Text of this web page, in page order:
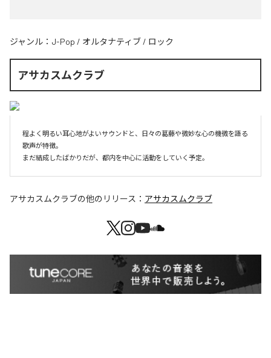
ジャンル： J-Pop / オルタナティブ / ロック
アサカスムクラブ
程よく明るい耳心地がよいサウンドと、日々の葛藤や微妙な心の機微を語る
歌声が特徴。
まだ結成したばかりだが、都内を中心に活動をしていく予定。
アサカスムクラブの他のリリース： アサカスムクラブ